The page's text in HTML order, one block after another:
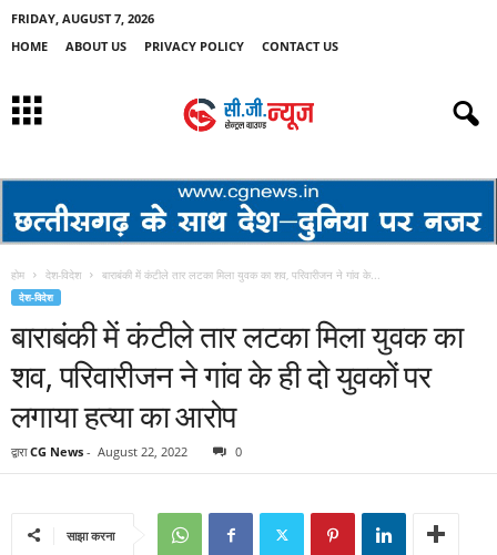
FRIDAY, AUGUST 7, 2026
HOME
ABOUT US PRIVACY POLICY CONTACT US
होम देश-विदेश बाराबंकी में कंटीले तार लटका मिला युवक का शव, परिवारीजन ने गांव के...
देश-विदेश
बाराबंकी में कंटीले तार लटका मिला युवक का
शव, परिवारीजन ने गांव के ही दो युवकों पर
लगाया हत्या का आरोप
द्वारा CG News - August 22, 2022 0
साझा करना